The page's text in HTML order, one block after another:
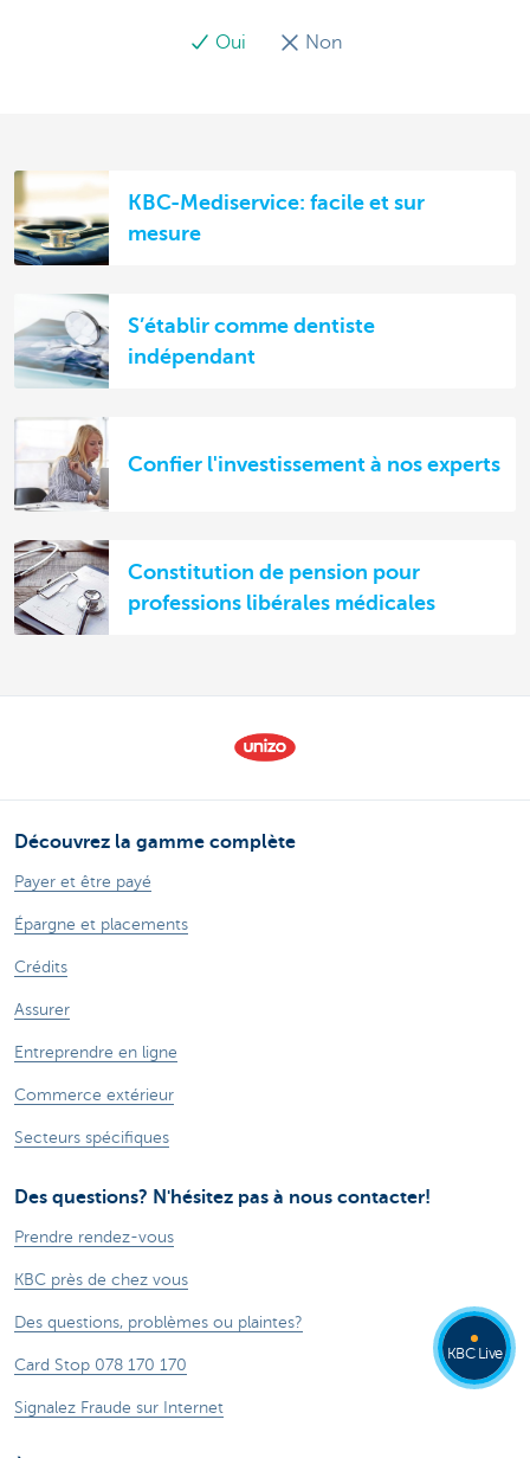
Oui Non
KBC-Mediservice: facile et sur
mesure
S’établir comme dentiste
indépendant
Confier l'investissement à nos experts
Constitution de pension pour
professions libérales médicales
Découvrez la gamme complète
Payer et être payé
Épargne et placements
Crédits
Assurer
Entreprendre en ligne
Commerce extérieur
Secteurs spécifiques
Des questions? N'hésitez pas à nous contacter!
Prendre rendez-vous
KBC près de chez vous
Des questions, problèmes ou plaintes?
Card Stop 078 170 170
Signalez Fraude sur Internet
KBC Live